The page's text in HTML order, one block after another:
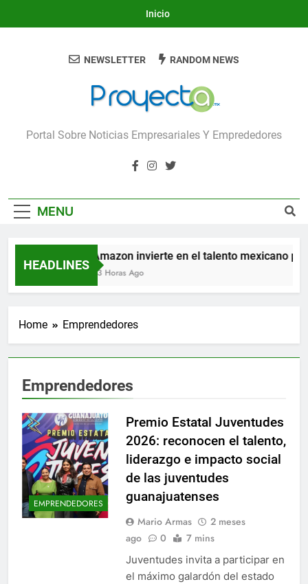
Inicio
Proyecta
Portal Sobre Noticias Empresariales Y Emprededores
NEWSLETTER RANDOM NEWS
MENU
HEADLINES
Amazon invierte en el talento mexicano
23 Horas Ago
Home Emprendedores
Emprendedores
EMPRENDEDORES
Premio Estatal Juventudes
2026: reconocen el talento,
liderazgo e impacto social
de las juventudes
guanajuatenses
Mario Armas
2 meses
ago
0 7 mins
Juventudes invita a participar en
el máximo galardón del estado